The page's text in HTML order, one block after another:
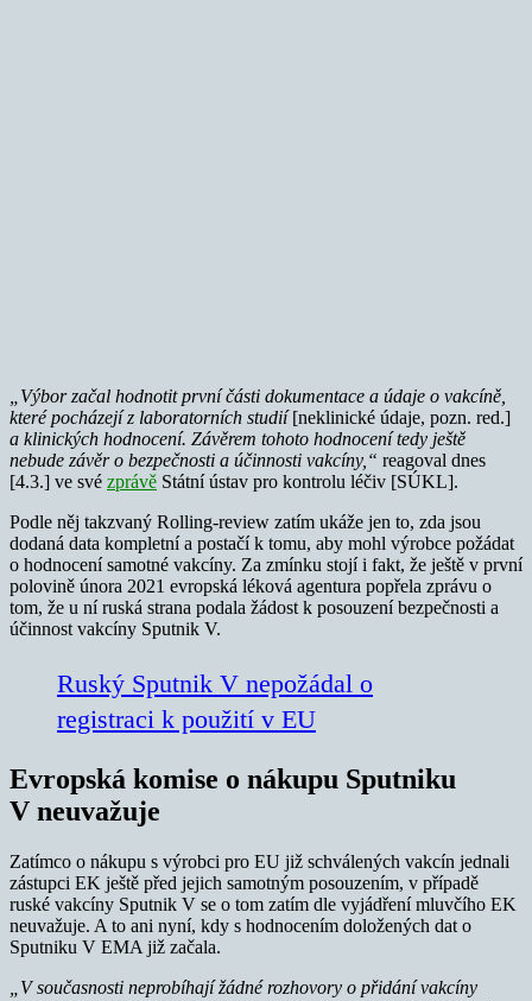
„Výbor začal hodnotit první části dokumentace a údaje o vakcíně,
které pocházejí z laboratorních studií[neklinické údaje, pozn. red.]
a klinických hodnocení. Závěrem tohoto hodnocení tedy ještě
nebude závěr o bezpečnosti a účinnosti vakcíny,“ reagoval dnes
[4.3.] ve své zprávě Státní ústav pro kontrolu léčiv [SÚKL].
Podle něj takzvaný Rolling-review zatím ukáže jen to, zda jsou
dodaná data kompletní a postačí k tomu, aby mohl výrobce požádat
o hodnocení samotné vakcíny. Za zmínku stojí i fakt, že ještě v první
polovině února 2021 evropská léková agentura popřela zprávu o
tom, že u ní ruská strana podala žádost k posouzení bezpečnosti a
účinnost vakcíny Sputnik V.
Ruský Sputnik V nepožádal o
registraci k použití v EU
Evropská komise o nákupu Sputniku
V neuvažuje
Zatímco o nákupu s výrobci pro EU již schválených vakcín jednali
zástupci EK ještě před jejich samotným posouzením, v případě
ruské vakcíny Sputnik V se o tom zatím dle vyjádření mluvčího EK
neuvažuje. A to ani nyní, kdy s hodnocením doložených dat o
Sputniku V EMA již začala.
„V současnosti neprobíhají žádné rozhovory o přidání vakcíny